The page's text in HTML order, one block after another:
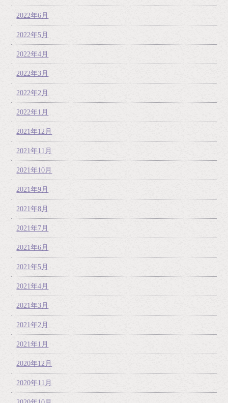
2022年6月
2022年5月
2022年4月
2022年3月
2022年2月
2022年1月
2021年12月
2021年11月
2021年10月
2021年9月
2021年8月
2021年7月
2021年6月
2021年5月
2021年4月
2021年3月
2021年2月
2021年1月
2020年12月
2020年11月